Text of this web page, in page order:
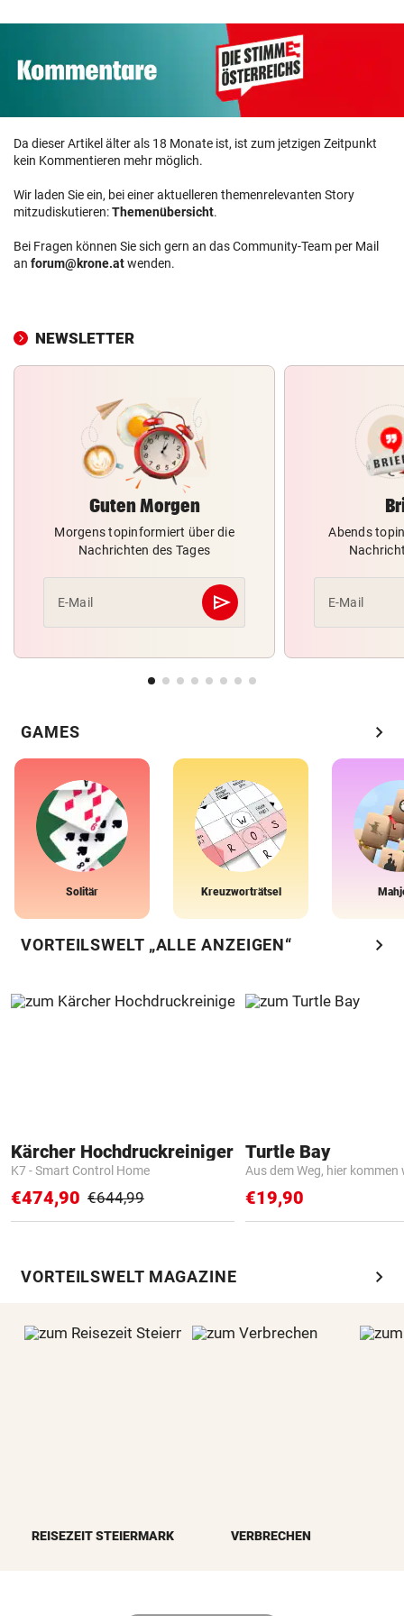
Da dieser Artikel älter als 18 Monate ist, ist zum jetzigen Zeitpunkt
kein Kommentieren mehr möglich.
Wir laden Sie ein, bei einer aktuelleren themenrelevanten Story
mitzudiskutieren:Themenübersicht.
Bei Fragen können Sie sich gern an das Community-Team per Mail
an forum@krone.atwenden.
NEWSLETTER
Guten Morgen
Morgens topinformiert über die
Nachrichten des Tages
E-Mail send
Abschicken
Abends
E-Mail
GAMES chevron_right
Solitär Kreuzworträtsel
VORTEILSWELT „ALLE ANZEIGEN“ chevron_right
Kärcher Hochdruckreiniger
K7 - Smart Control Home
€474,90 €644,99
Turtle Bay
Aus dem Weg, hier kommen
€19,90
VORTEILSWELT MAGAZINE chevron_right
REISEZEIT STEIERMARK VERBRECHEN